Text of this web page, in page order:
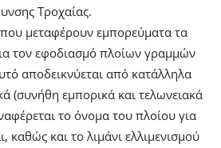
Τροχαίας.
μεταφέρουν εμπορεύματα τα
τον εφοδιασμό πλοίων γραμμών
αποδεικνύεται από κατάλληλα
(συνήθη εμπορικά και τελωνειακά
το όνομα του πλοίου για
καθώς και το λιμάνι ελλιμενισμού